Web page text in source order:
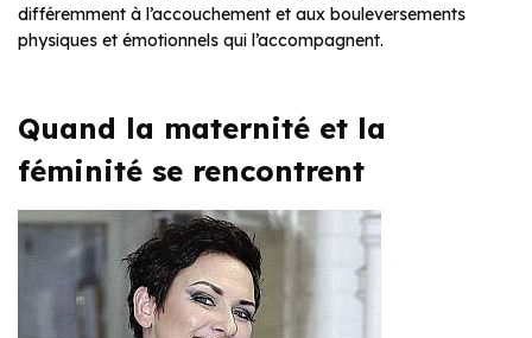
différemment à l’accouchement et aux bouleversements
physiques et émotionnels qui l’accompagnent.
Quand la maternité et la
féminité se rencontrent